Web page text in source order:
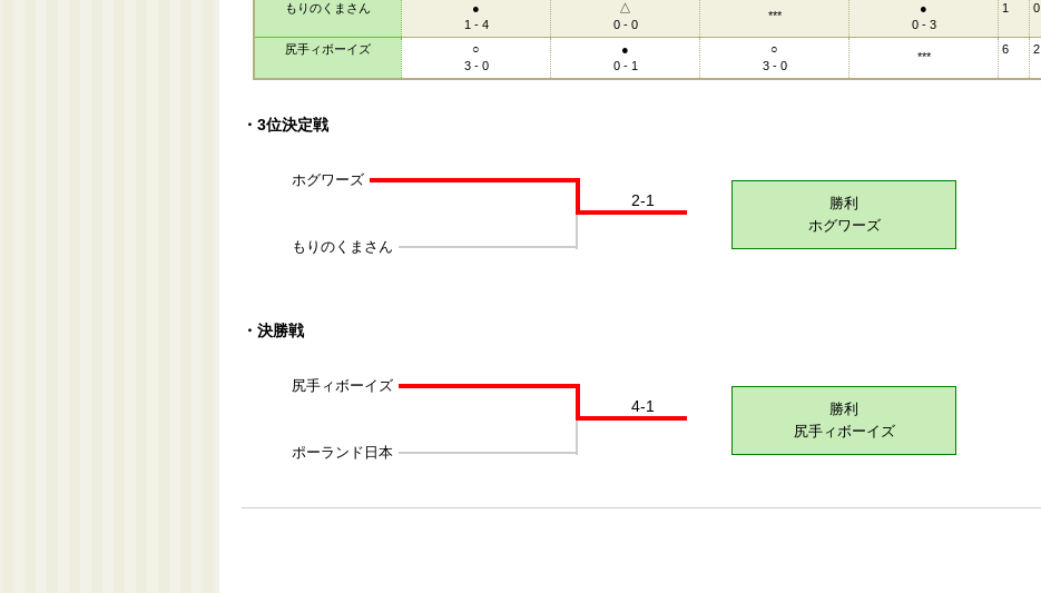
もりのくまさん
●
1 - 4
△
0 - 0
***
●
0 - 3
1 0
尻手ィボーイズ
○
3 - 0
●
0 - 1
○
3 - 0
***
6 2
・3位決定戦
ホグワーズ
もりのくまさん
2-1
勝利
ホグワーズ
・決勝戦
尻手ィボーイズ
ポーランド日本
4-1
勝利
尻手ィボーイズ